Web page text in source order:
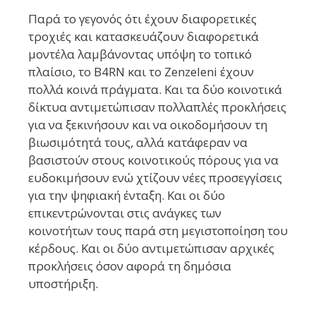
Παρά το γεγονός ότι έχουν διαφορετικές
τροχιές και κατασκευάζουν διαφορετικά
μοντέλα λαμβάνοντας υπόψη το τοπικό
πλαίσιο, το B4RN και το Zenzeleni έχουν
πολλά κοινά πράγματα. Και τα δύο κοινοτικά
δίκτυα αντιμετώπισαν πολλαπλές προκλήσεις
για να ξεκινήσουν και να οικοδομήσουν τη
βιωσιμότητά τους, αλλά κατάφεραν να
βασιστούν στους κοινοτικούς πόρους για να
ευδοκιμήσουν ενώ χτίζουν νέες προσεγγίσεις
για την ψηφιακή ένταξη. Και οι δύο
επικεντρώνονται στις ανάγκες των
κοινοτήτων τους παρά στη μεγιστοποίηση του
κέρδους. Και οι δύο αντιμετώπισαν αρχικές
προκλήσεις όσον αφορά τη δημόσια
υποστήριξη.